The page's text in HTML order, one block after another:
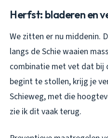
Herfst: bladeren en
We zitten er nu middenin.
langs de Schie waaien
combinatie met vet dat bij
begint te stollen, krijg je
Schieweg, met die
zie ik dit vaak terug.